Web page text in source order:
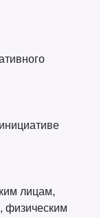
лицам,
физическим